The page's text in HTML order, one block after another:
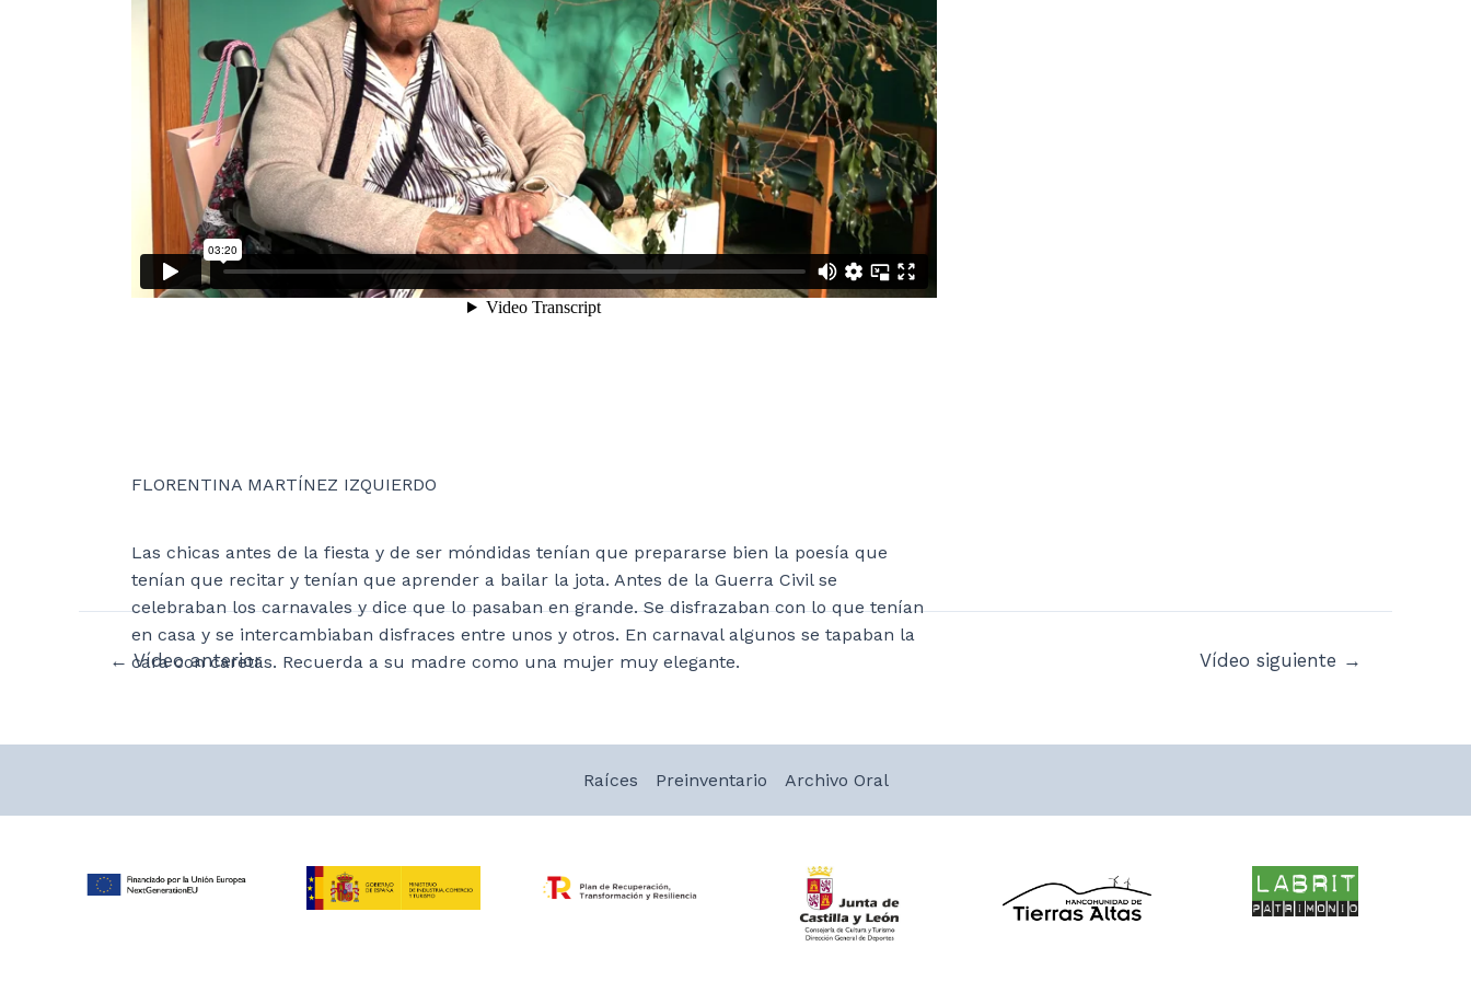
FLORENTINA MARTÍNEZ IZQUIERDO
Las chicas antes de la fiesta y de ser móndidas tenían que prepararse bien la poesía que
tenían que recitar y tenían que aprender a bailar la jota. Antes de la Guerra Civil se
celebraban los carnavales y dice que lo pasaban en grande. Se disfrazaban con lo que tenían
en casa y se intercambiaban disfraces entre unos y otros. En carnaval algunos se tapaban la
cara con caretas. Recuerda a su madre como una mujer muy elegante.
Navegación
← Vídeo anterior Vídeo siguiente →
Raíces Preinventario Archivo Oral